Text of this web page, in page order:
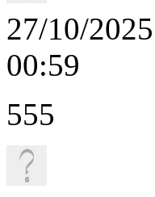
27/10/2025
00:59
555